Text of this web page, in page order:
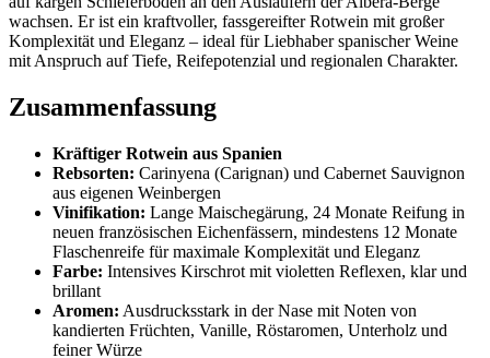
wachsen. Er ist ein kraftvoller, fassgereifter Rotwein mit großer
Komplexität und Eleganz – ideal für Liebhaber spanischer Weine
mit Anspruch auf Tiefe, Reifepotenzial und regionalen Charakter.
Zusammenfassung
Kräftiger Rotwein aus Spanien
Rebsorten: Carinyena (Carignan) und Cabernet Sauvignon
aus eigenen Weinbergen
Vinifikation: Lange Maischegärung, 24 Monate Reifung in
neuen französischen Eichenfässern, mindestens 12 Monate
Flaschenreife für maximale Komplexität und Eleganz
Farbe: Intensives Kirschrot mit violetten Reflexen, klar und
brillant
Aromen: Ausdrucksstark in der Nase mit Noten von
kandierten Früchten, Vanille, Röstaromen, Unterholz und
feiner Würze